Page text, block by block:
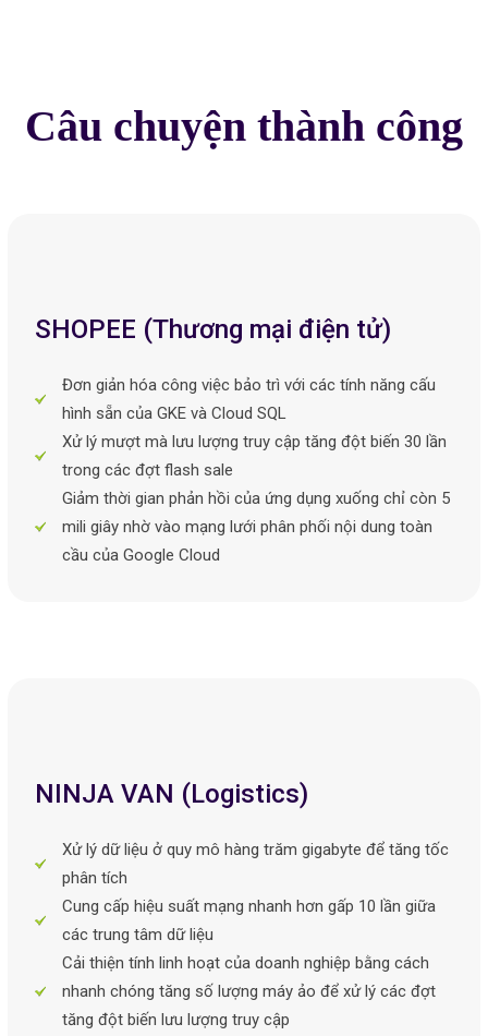
Câu chuyện thành công
SHOPEE (Thương mại điện tử)
Đơn giản hóa công việc bảo trì với các tính năng cấu
hình sẵn của GKE và Cloud SQL
Xử lý mượt mà lưu lượng truy cập tăng đột biến 30 lần
trong các đợt flash sale
Giảm thời gian phản hồi của ứng dụng xuống chỉ còn 5
mili giây nhờ vào mạng lưới phân phối nội dung toàn
cầu của Google Cloud
NINJA VAN (Logistics)
Xử lý dữ liệu ở quy mô hàng trăm gigabyte để tăng tốc
phân tích
Cung cấp hiệu suất mạng nhanh hơn gấp 10 lần giữa
các trung tâm dữ liệu
Cải thiện tính linh hoạt của doanh nghiệp bằng cách
nhanh chóng tăng số lượng máy ảo để xử lý các đợt
tăng đột biến lưu lượng truy cập